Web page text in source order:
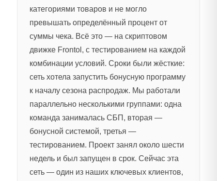
категориями товаров и не могло
превышать определённый процент от
суммы чека. Всё это — на скриптовом
движке Frontol, с тестированием на каждой
комбинации условий. Сроки были жёсткие:
сеть хотела запустить бонусную программу
к началу сезона распродаж. Мы работали
параллельно несколькими группами: одна
команда занималась СБП, вторая —
бонусной системой, третья —
тестированием. Проект занял около шести
недель и был запущен в срок. Сейчас эта
сеть — один из наших ключевых клиентов,